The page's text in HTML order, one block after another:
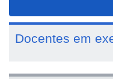
Docentes em